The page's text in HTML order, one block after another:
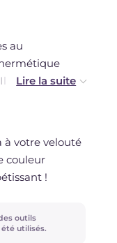
au
est possible de
à votre velouté
couleur
!
outils
utilisés.